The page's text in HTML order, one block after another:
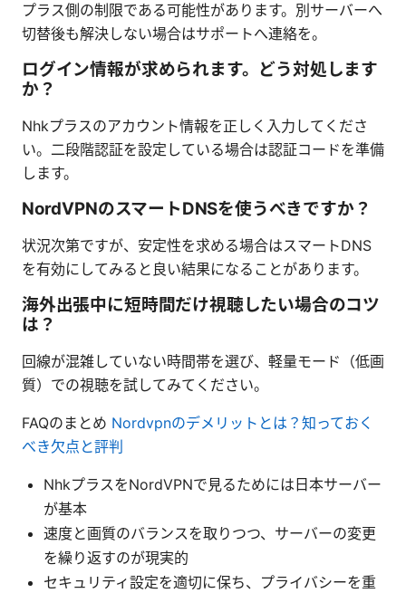
プラス側の制限である可能性があります。別サーバーへ
切替後も解決しない場合はサポートへ連絡を。
ログイン情報が求められます。どう対処します
か？
Nhkプラスのアカウント情報を正しく入力してくださ
い。二段階認証を設定している場合は認証コードを準備
します。
NordVPNのスマートDNSを使うべきですか？
状況次第ですが、安定性を求める場合はスマートDNS
を有効にしてみると良い結果になることがあります。
海外出張中に短時間だけ視聴したい場合のコツ
は？
回線が混雑していない時間帯を選び、軽量モード（低画
質）での視聴を試してみてください。
FAQのまとめ Nordvpnのデメリットとは？知っておく
べき欠点と評判
NhkプラスをNordVPNで見るためには日本サーバー
が基本
速度と画質のバランスを取りつつ、サーバーの変更
を繰り返すのが現実的
セキュリティ設定を適切に保ち、プライバシーを重